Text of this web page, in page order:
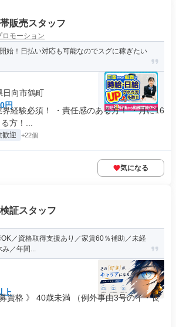
販売スタッフ
モーション
始！日払い対応も可能なのでスグに稼ぎたい
日向市鶴町
円
経験必須！ ・責任感のある方！ ・月に16
方！...
歓迎 +22個
気になる
証スタッフ
OK／資格取得支援あり／家賃60％補助／未経
み／年間...
上
資格 》 40歳未満 （例外事由3号のイ・長